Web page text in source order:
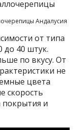
Андалусия
от типа
до 40 штук.
по вкусу. От
не
цвета
скорость
покрытия и